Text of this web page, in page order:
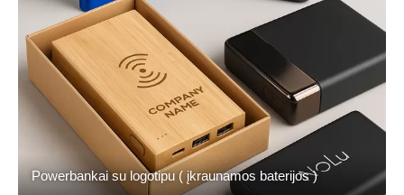
Powerbankai su logotipu ( įkraunamos baterijos )